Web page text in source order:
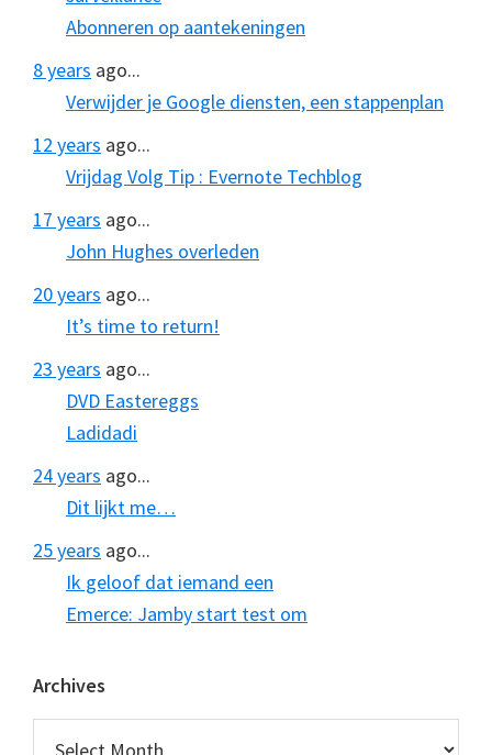
Abonneren op aantekeningen
8 years ago...
Verwijder je Google diensten, een stappenplan
12 years ago...
Vrijdag Volg Tip : Evernote Techblog
17 years ago...
John Hughes overleden
20 years ago...
It’s time to return!
23 years ago...
DVD Eastereggs
Ladidadi
24 years ago...
Dit lijkt me…
25 years ago...
Ik geloof dat iemand een
Emerce: Jamby start test om
Archives